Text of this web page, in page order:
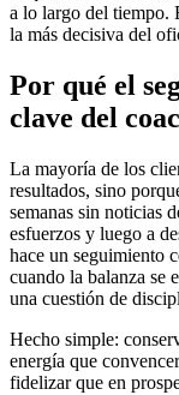
a lo largo del tiempo.
la más decisiva del
Por qué el
clave del
La mayoría de los
resultados, sino
semanas sin noticias
esfuerzos y luego a
hace un seguimiento
cuando la balanza se
una cuestión de
Hecho simple:
energía que
fidelizar que en